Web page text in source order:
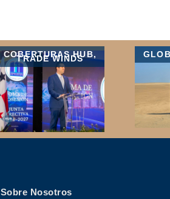
COBERTURAS HUB,
TRADE WINDS
Sobre Nosotros